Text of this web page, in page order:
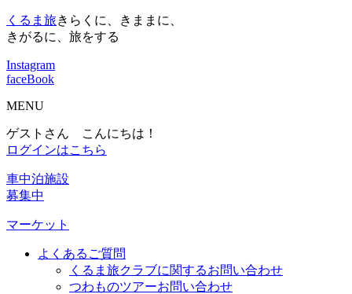
くるま旅きらくに、きままに、
きがるに、旅をする
Instagram
faceBook
MENU
ゲストさん こんにちは！
ログインはこちら
車中泊施設
募集中
マーケット
よくあるご質問
くるま旅クラブに関するお問い合わせ
つわものツアーお問い合わせ